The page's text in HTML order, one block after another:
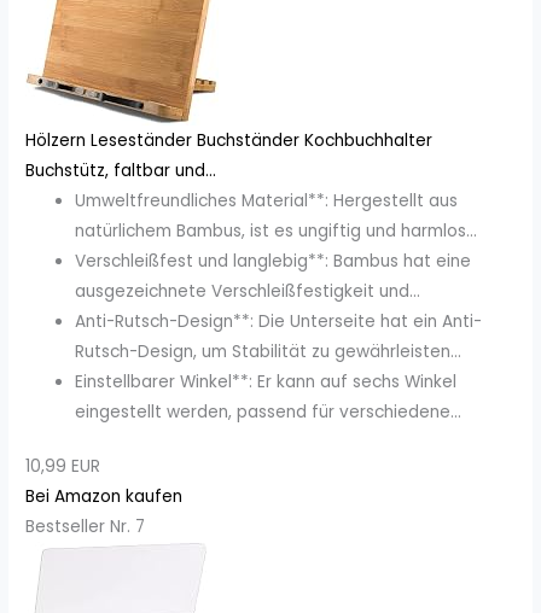
Hölzern Leseständer Buchständer Kochbuchhalter
Buchstütz, faltbar und...
Umweltfreundliches Material**: Hergestellt aus
natürlichem Bambus, ist es ungiftig und harmlos...
Verschleißfest und langlebig**: Bambus hat eine
ausgezeichnete Verschleißfestigkeit und...
Anti-Rutsch-Design**: Die Unterseite hat ein Anti-
Rutsch-Design, um Stabilität zu gewährleisten...
Einstellbarer Winkel**: Er kann auf sechs Winkel
eingestellt werden, passend für verschiedene...
10,99 EUR
Bei Amazon kaufen
Bestseller Nr. 7